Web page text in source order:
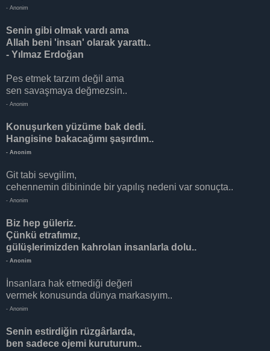
- Anonim
Senin gibi olmak vardı ama
Allah beni 'insan' olarak yarattı..
- Yılmaz Erdoğan
Pes etmek tarzım değil ama
sen savaşmaya değmezsin..
- Anonim
Konuşurken yüzüme bak dedi.
Hangisine bakacağımı şaşırdım..
- Anonim
Git tabi sevgilim,
cehennemin dibininde bir yapılış nedeni var sonuçta..
- Anonim
Biz hep güleriz.
Çünkü etrafımız,
gülüşlerimizden kahrolan insanlarla dolu..
- Anonim
İnsanlara hak etmediği değeri
vermek konusunda dünya markasıyım..
- Anonim
Senin estirdiğin rüzgârlarda,
ben sadece ojemi kuruturum..